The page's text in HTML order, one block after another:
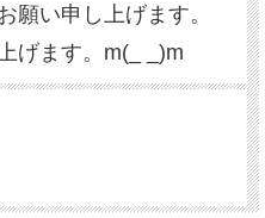
願い申し上げます。
げます。m(_ _)m